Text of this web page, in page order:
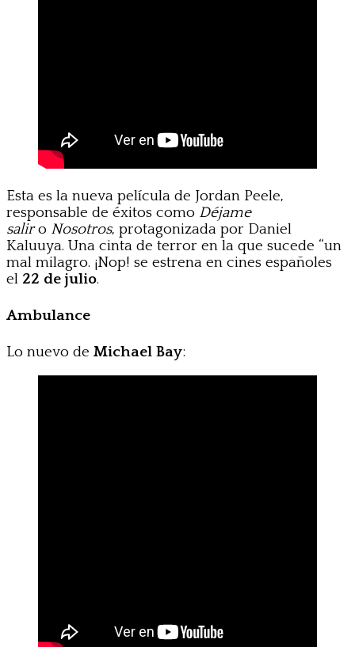
Esta es la nueva película de Jordan Peele,
responsable de éxitos como Déjame
saliro Nosotros, protagonizada por Daniel
Kaluuya. Una cinta de terror en la que sucede “un
mal milagro. ¡Nop! se estrena en cines españoles
el 22 de julio.
Ambulance
Lo nuevo de Michael Bay: